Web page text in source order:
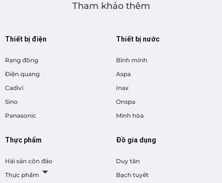
Tham khảo thêm
Thiết bị điện
Rạng đông
Điện quang
Cadivi
Sino
Panasonic
Thiết bị nước
Bình minh
Aspa
Inax
Onspa
Minh hòa
Thực phẩm
Hải sản côn đảo
Thực phẩm
Đồ gia dụng
Duy tân
Bạch tuyết